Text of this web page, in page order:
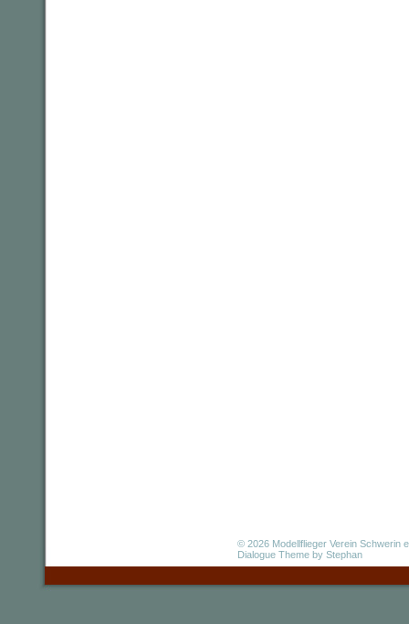
© 2026 Modellflieger Verein Schwerin
Dialogue Theme by Stephan